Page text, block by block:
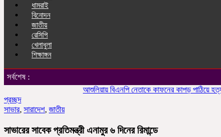
ধামরাই
বিনোদন
জাতীয়
রেসিপি
খেলাধুলা
শিক্ষাঙ্গন
সর্বশেষ :
আশুলিয়ায় বিএনপি নেতাকে কাফনের কাপড় পাঠিয়ে হত্যার
প্রচ্ছদ
সাভার, সারাদেশ, জাতীয়
সাভারের সাবেক প্রতিমন্ত্রী এনামুর ৬ দিনের রিমান্ডে